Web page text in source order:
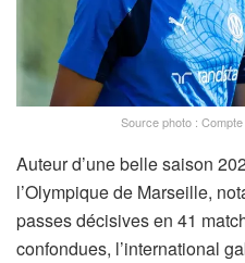
Source photo :
Auteur d’une belle saison
l’Olympique de Marseille,
passes décisives en 41
confondues, l’international